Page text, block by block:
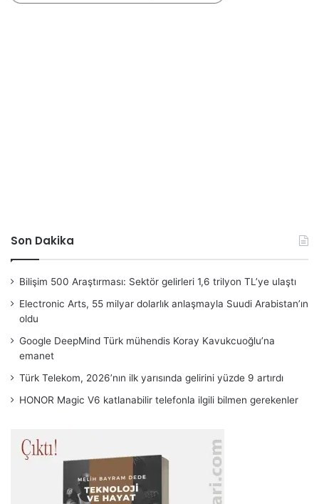
Son Dakika
Bilişim 500 Araştırması: Sektör gelirleri 1,6 trilyon TL’ye ulaştı
Electronic Arts, 55 milyar dolarlık anlaşmayla Suudi Arabistan’ın
oldu
Google DeepMind Türk mühendis Koray Kavukcuoğlu’na
emanet
Türk Telekom, 2026’nın ilk yarısında gelirini yüzde 9 artırdı
HONOR Magic V6 katlanabilir telefonla ilgili bilmen gerekenler